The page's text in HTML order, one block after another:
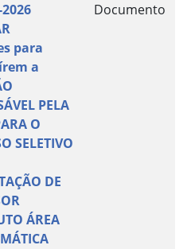
2026
para
a
PELA
O
SELETIVO
DE
ÁREA
Documento